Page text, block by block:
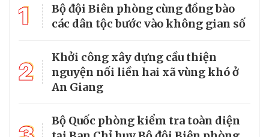
1
Bộ đội Biên phòng cùng đồng bào
các dân tộc bước vào không gian số
2
Khởi công xây dựng cầu thiện
nguyện nối liền hai xã vùng khó ở
An Giang
Bộ Quốc phòng kiểm tra toàn diện